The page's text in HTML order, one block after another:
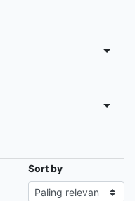
Sort by